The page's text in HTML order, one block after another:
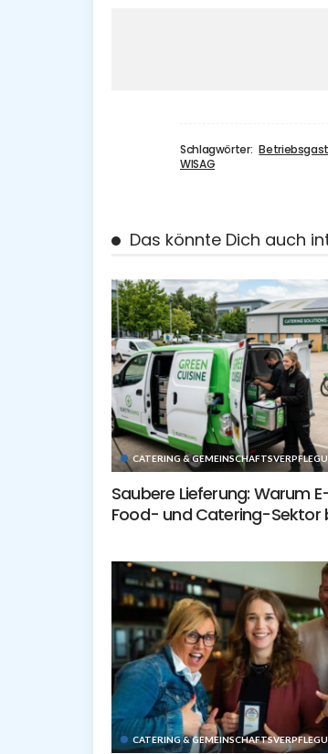
Schlagwörter:
WISAG
Das könnte Dich auch
CATERING &
Saubere Lieferung: Warum
Food- und Catering-Sektor
CATERING &